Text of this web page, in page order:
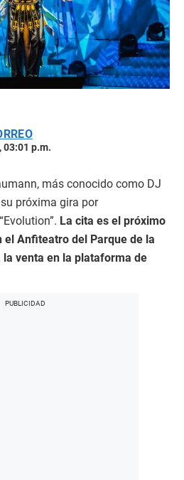
p.m.
más conocido como DJ
próxima gira por
La cita es el próximo
el Anfiteatro del Parque de la
la venta en la plataforma de